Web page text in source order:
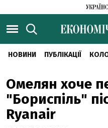
НОВИНИ ПУБЛІКАЦІЇ
Омелян хоче
"Бориспіль"
Ryanair